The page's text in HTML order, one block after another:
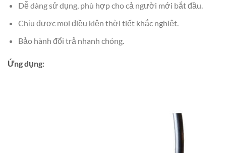
Dễ dàng sử dụng, phù hợp cho cả người mới bắt đầu.
Chịu được mọi điều kiện thời tiết khắc nghiệt.
Bảo hành đổi trả nhanh chóng.
Ứng dụng: